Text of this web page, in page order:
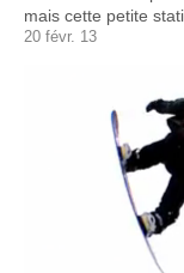
mais cette petite
20 févr. 13